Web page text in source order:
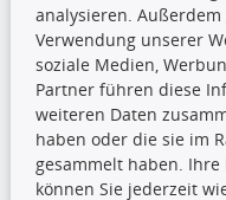
unterlassen, die Daten
analysieren.
Verwendung unserer
soziale Medien,
Partner führen diese
weiteren Daten
haben oder die sie im
gesammelt haben.
können Sie jederzeit